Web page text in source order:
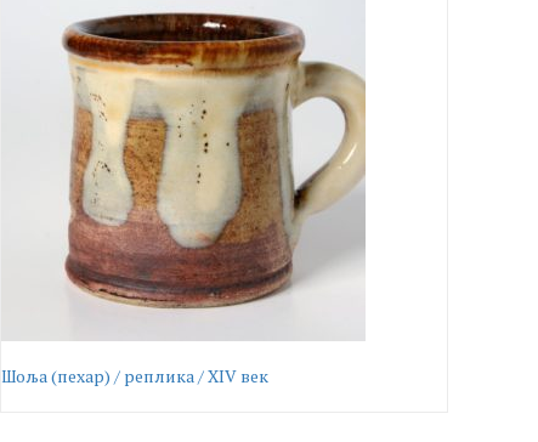
Шоља (пехар) / реплика / XIV век